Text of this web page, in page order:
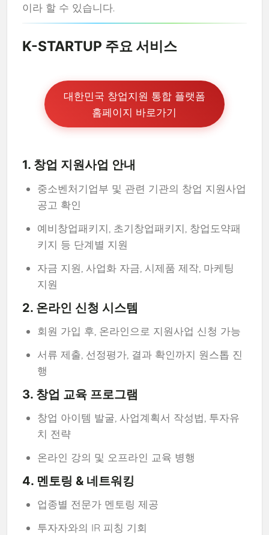
이라 할 수 있습니다.
K-STARTUP 주요 서비스
대한민국 창업지원 통합 플랫폼
홈페이지 바로가기
1. 창업 지원사업 안내
중소벤처기업부 및 관련 기관의 창업 지원사업
공고 확인
예비창업패키지, 초기창업패키지, 창업도약패
키지 등 단계별 지원
자금 지원, 사업화 자금, 시제품 제작, 마케팅
지원
2. 온라인 신청 시스템
회원 가입 후, 온라인으로 지원사업 신청 가능
서류 제출, 선정평가, 결과 확인까지 원스톱 진
행
3. 창업 교육 프로그램
창업 아이템 발굴, 사업계획서 작성법, 투자유
치 전략
온라인 강의 및 오프라인 교육 병행
4. 멘토링 & 네트워킹
업종별 전문가 멘토링 제공
투자자와의 IR 피칭 기회